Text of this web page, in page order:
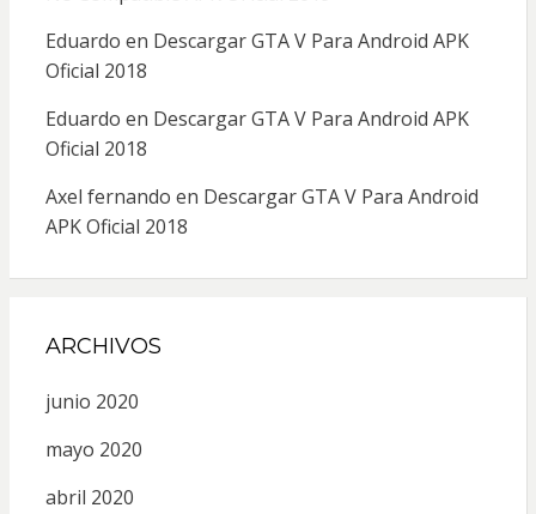
Eduardo en Descargar GTA V Para Android APK
Oficial 2018
Eduardo en Descargar GTA V Para Android APK
Oficial 2018
Axel fernando en Descargar GTA V Para Android
APK Oficial 2018
ARCHIVOS
junio 2020
mayo 2020
abril 2020